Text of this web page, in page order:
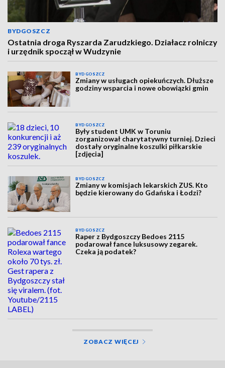
BYDGOSZCZ
Ostatnia droga Ryszarda Zarudzkiego. Działacz rolniczy
i urzędnik spoczął w Wudzynie
BYDGOSZCZ
Zmiany w usługach opiekuńczych. Dłuższe
godziny wsparcia i nowe obowiązki gmin
BYDGOSZCZ
Były student UMK w Toruniu
zorganizował charytatywny turniej. Dzieci
dostały oryginalne koszulki piłkarskie
[zdjęcia]
BYDGOSZCZ
Zmiany w komisjach lekarskich ZUS. Kto
będzie kierowany do Gdańska i Łodzi?
BYDGOSZCZ
Raper z Bydgoszczy Bedoes 2115
podarował fance luksusowy zegarek.
Czeka ją podatek?
ZOBACZ WIĘCEJ